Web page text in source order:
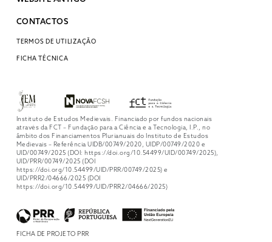
CONTACTOS
TERMOS DE UTILIZAÇÃO
FICHA TÉCNICA
Instituto de Estudos Medievais. Financiado por fundos nacionais
através da FCT – Fundação para a Ciência e a Tecnologia, I.P., no
âmbito dos Financiamentos Plurianuais do Instituto de Estudos
Medievais – Referência UIDB/00749/2020, UIDP/00749/2020 e
UID/00749/2025 (DOI: https://doi.org/10.54499/UID/00749/2025),
UID/PRR/00749/2025 (DOI
https://doi.org/10.54499/UID/PRR/00749/2025) e
UID/PRR2/04666/2025 (DOI
https://doi.org/10.54499/UID/PRR2/04666/2025)
FICHA DE PROJETO PRR